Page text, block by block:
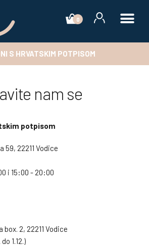
0
S HRVATSKIM POTPISOM
nam se
potpisom
59, 22211 Vodice
i 15:00 - 20:00
2, 22211 Vodice
1.12.)